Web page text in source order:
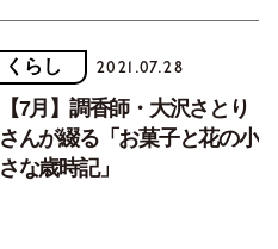
くらし 2021.07.28
【7月】調香師・大沢さとり
さんが綴る「お菓子と花の小
さな歳時記」